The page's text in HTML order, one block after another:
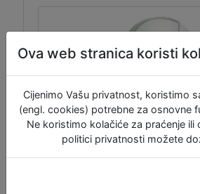
Raspberry Pi kabel za
cm
Ova web stranica koristi
Cijenimo Vašu privatnost, koristimo
(engl. cookies) potrebne za osnovne
Ne koristimo kolačiće za praćenje ili
politici privatnosti možete